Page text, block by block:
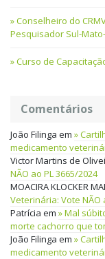
Conselheiro do
Pesquisador Sul-
Curso de
Comentários
João Filinga em
medicamento
Victor Martins de
NÃO ao PL 3665/2024
MOACIRA KLOCKER
Veterinária: Vote NÃO
Patrícia em
Mal
morte cachorro que
João Filinga em
medicamento